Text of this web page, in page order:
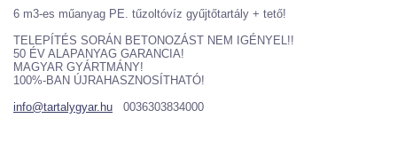
6 m3-es műanyag PE. tűzoltóvíz gyűjtőtartály + tető!
TELEPÍTÉS SORÁN BETONOZÁST NEM IGÉNYEL!!
50 ÉV ALAPANYAG GARANCIA!
MAGYAR GYÁRTMÁNY!
100%-BAN ÚJRAHASZNOSÍTHATÓ!
info@tartalygyar.hu 0036303834000